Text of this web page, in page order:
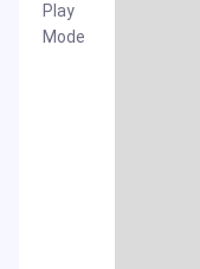
Play
Mode